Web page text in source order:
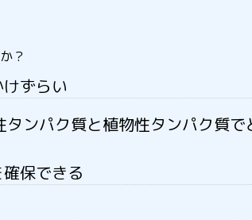
？
ずらい
タンパク質と植物性タンパク質で
保できる